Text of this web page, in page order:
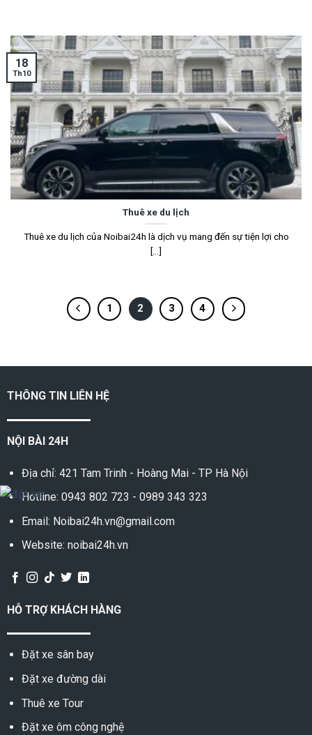
Thuê xe du lịch
Thuê xe du lịch của Noibai24h là dịch vụ mang đến sự tiện lợi cho
[...]
18
Th10
1 2 3 4
THÔNG TIN LIÊN HỆ
NỘI BÀI 24H
Địa chỉ: 421 Tam Trinh - Hoàng Mai - TP Hà Nội
Hotline: 0943 802 723 - 0989 343 323
Email: Noibai24h.vn@gmail.com
Website: noibai24h.vn
HỖ TRỢ KHÁCH HÀNG
Đặt xe sân bay
Đặt xe đường dài
Thuê xe Tour
Đặt xe ôm công nghệ